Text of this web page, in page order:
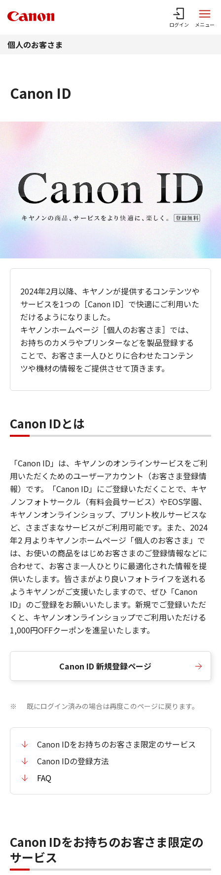
ログイン メニュー
個人のお客さま
Canon ID
2024年2月以降、キヤノンが提供するコンテンツや
サービスを1つの［Canon ID］で快適にご利用いた
だけるようになりました。
キヤノンホームページ［個人のお客さま］では、
お持ちのカメラやプリンターなどを製品登録する
ことで、お客さま一人ひとりに合わせたコンテン
ツや機材の情報をご提供させて頂きます。
Canon IDとは
「Canon ID」は、キヤノンのオンラインサービスをご利
用いただくためのユーザーアカウント（お客さま登録情
報）です。「Canon ID」にご登録いただくことで、キヤ
ノンフォトサークル（有料会員サービス）やEOS学園、
キヤノンオンラインショップ、プリント枚ルサービスな
ど、さまざまなサービスがご利用可能です。また、2024
年2 月よりキヤノンホームページ「個人のお客さま」で
は、お使いの商品をはじめお客さまのご登録情報などに
合わせて、お客さま一人ひとりに最適化された情報を提
供いたします。皆さまがより良いフォトライフを送れる
ようキヤノンがご支援いたしますので、ぜひ「Canon
ID」のご登録をお願いいたします。新規でご登録いただ
くと、キヤノンオンラインショップでご利用いただける
1,000円OFFクーポンを進呈いたします。
Canon ID 新規登録ページ
※ 既にログイン済みの場合は再度このページに戻ります。
Canon IDをお持ちのお客さま限定のサービス
Canon IDの登録方法
FAQ
Canon IDをお持ちのお客さま限定の
サービス